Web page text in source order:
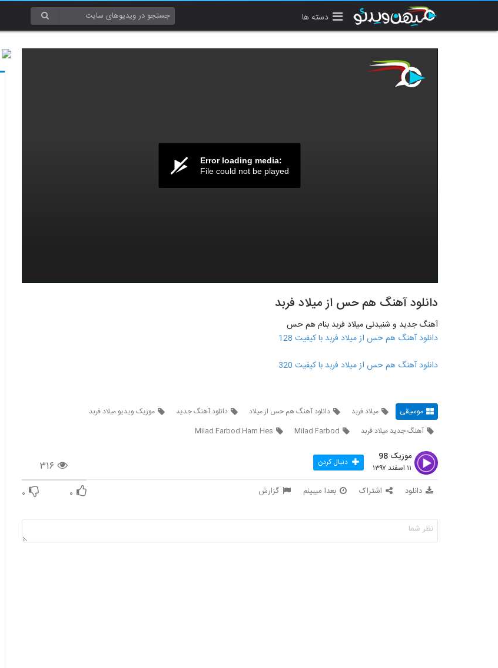
دسته ها
Error loading media:
File could not be played
دانلود آهنگ هم حس از میلاد فربد
آهنگ جدید و شنیدنی میلاد فربد بنام هم حس
دانلود آهنگ هم حس از میلاد فربد با کیفیت 128
دانلود آهنگ هم حس از میلاد فربد با کیفیت 320
موسیقی میلاد فربد دانلود آهنگ هم حس از میلاد دانلود آهنگ جدید
موزیک ویدیو میلاد فربد
آهنگ جدید میلاد فربد
Milad Farbod
Milad Farbod Ham Hes
۳۱۶
موزیک 98
۱۱ اسفند ۱۳۹۷ دنبال کردن
دانلود اشتراک بعدا میبینم گزارش ۰ ۰